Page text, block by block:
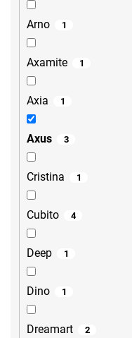
Arno 1
Axamite 1
Axia 1
Axus 3
Cristina 1
Cubito 4
Deep 1
Dino 1
Dreamart 2